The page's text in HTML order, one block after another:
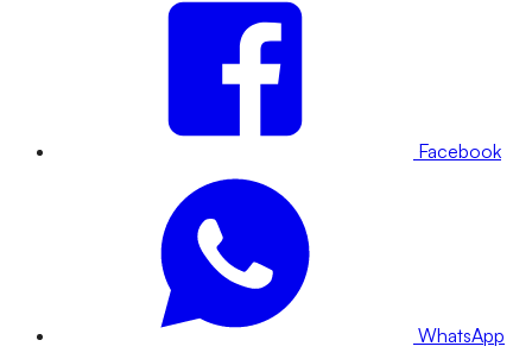
Facebook
WhatsApp